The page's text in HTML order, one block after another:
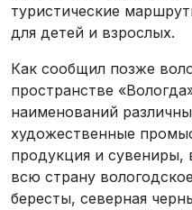
туристические
для детей и взрослых.
Как сообщил позже
пространстве
наименований
художественные
продукция и сувениры,
всю страну
бересты, северная